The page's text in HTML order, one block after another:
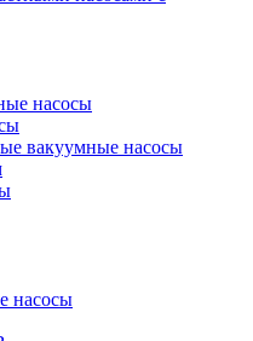
насосы
вакуумные насосы
насосы